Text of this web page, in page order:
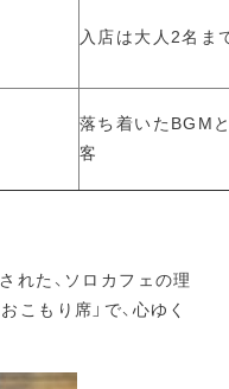
入店は大人2名ま
落ち着いたBGM
客
れた、ソロカフェの理
こもり席」で、心ゆく